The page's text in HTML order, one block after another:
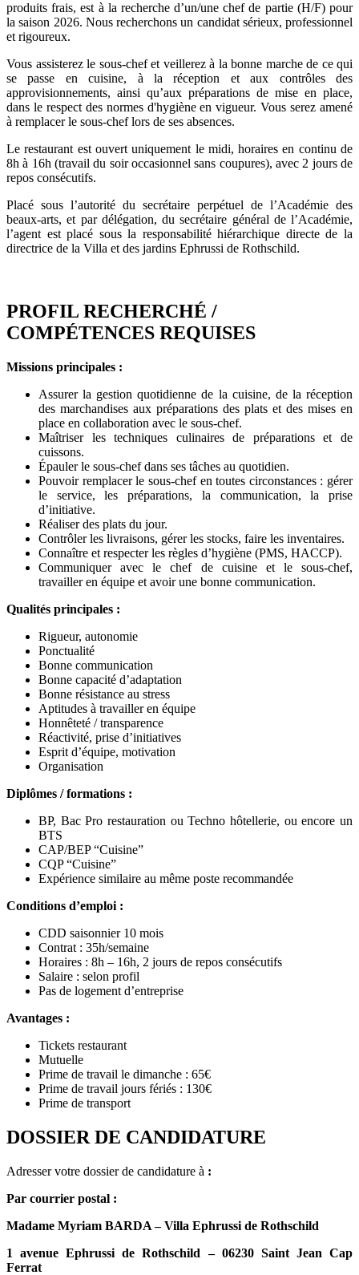
produits frais, est à la recherche d’un/une chef de partie (H/F) pour
la saison 2026. Nous recherchons un candidat sérieux, professionnel
et rigoureux.
Vous assisterez le sous-chef et veillerez à la bonne marche de ce qui
se passe en cuisine, à la réception et aux contrôles des
approvisionnements, ainsi qu’aux préparations de mise en place,
dans le respect des normes d'hygiène en vigueur. Vous serez amené
à remplacer le sous-chef lors de ses absences.
Le restaurant est ouvert uniquement le midi, horaires en continu de
8h à 16h (travail du soir occasionnel sans coupures), avec 2 jours de
repos consécutifs.
Placé sous l’autorité du secrétaire perpétuel de l’Académie des
beaux-arts, et par délégation, du secrétaire général de l’Académie,
l’agent est placé sous la responsabilité hiérarchique directe de la
directrice de la Villa et des jardins Ephrussi de Rothschild.
PROFIL RECHERCHÉ /
COMPÉTENCES REQUISES
Missions principales :
Assurer la gestion quotidienne de la cuisine, de la réception
des marchandises aux préparations des plats et des mises en
place en collaboration avec le sous-chef.
Maîtriser les techniques culinaires de préparations et de
cuissons.
Épauler le sous-chef dans ses tâches au quotidien.
Pouvoir remplacer le sous-chef en toutes circonstances : gérer
le service, les préparations, la communication, la prise
d’initiative.
Réaliser des plats du jour.
Contrôler les livraisons, gérer les stocks, faire les inventaires.
Connaître et respecter les règles d’hygiène (PMS, HACCP).
Communiquer avec le chef de cuisine et le sous-chef,
travailler en équipe et avoir une bonne communication.
Qualités principales :
Rigueur, autonomie
Ponctualité
Bonne communication
Bonne capacité d’adaptation
Bonne résistance au stress
Aptitudes à travailler en équipe
Honnêteté / transparence
Réactivité, prise d’initiatives
Esprit d’équipe, motivation
Organisation
Diplômes / formations :
BP, Bac Pro restauration ou Techno hôtellerie, ou encore un
BTS
CAP/BEP “Cuisine”
CQP “Cuisine”
Expérience similaire au même poste recommandée
Conditions d’emploi :
CDD saisonnier 10 mois
Contrat : 35h/semaine
Horaires : 8h – 16h, 2 jours de repos consécutifs
Salaire : selon profil
Pas de logement d’entreprise
Avantages :
Tickets restaurant
Mutuelle
Prime de travail le dimanche : 65€
Prime de travail jours fériés : 130€
Prime de transport
DOSSIER DE CANDIDATURE
Adresser votre dossier de candidature à :
Par courrier postal :
Madame Myriam BARDA – Villa Ephrussi de Rothschild
1 avenue Ephrussi de Rothschild – 06230 Saint Jean Cap
Ferrat